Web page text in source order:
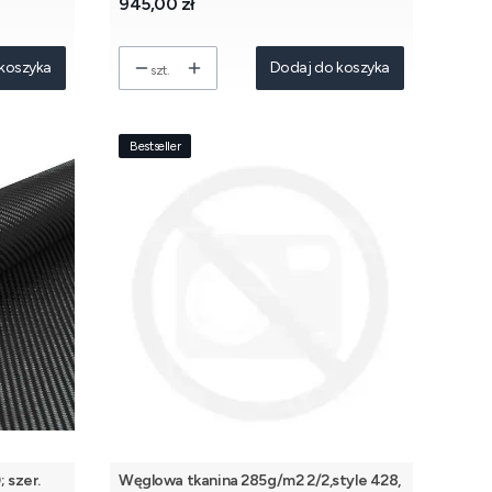
szt. Dodaj do koszyka
szer.
Bestseller
Węglowa tkanina 285g/m2 2/2,style 428,